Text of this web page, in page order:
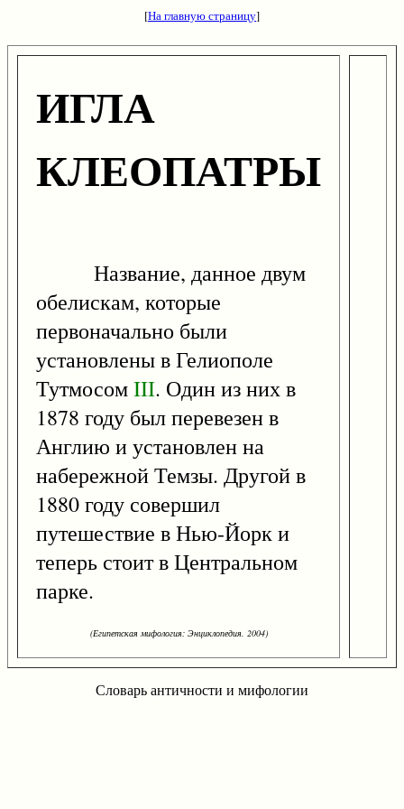
[На главную страницу]
ИГЛА
КЛЕОПАТРЫ
Название, данное двум
обелискам, которые
первоначально были
установлены в Гелиополе
ТутмосомIII. Один из них в
1878 году был перевезен в
Англию и установлен на
набережной Темзы. Другой в
1880 году совершил
путешествие в Нью-Йорк и
теперь стоит в Центральном
парке.
(Египетская мифология: Энциклопедия. 2004)
Словарь античности и мифологии